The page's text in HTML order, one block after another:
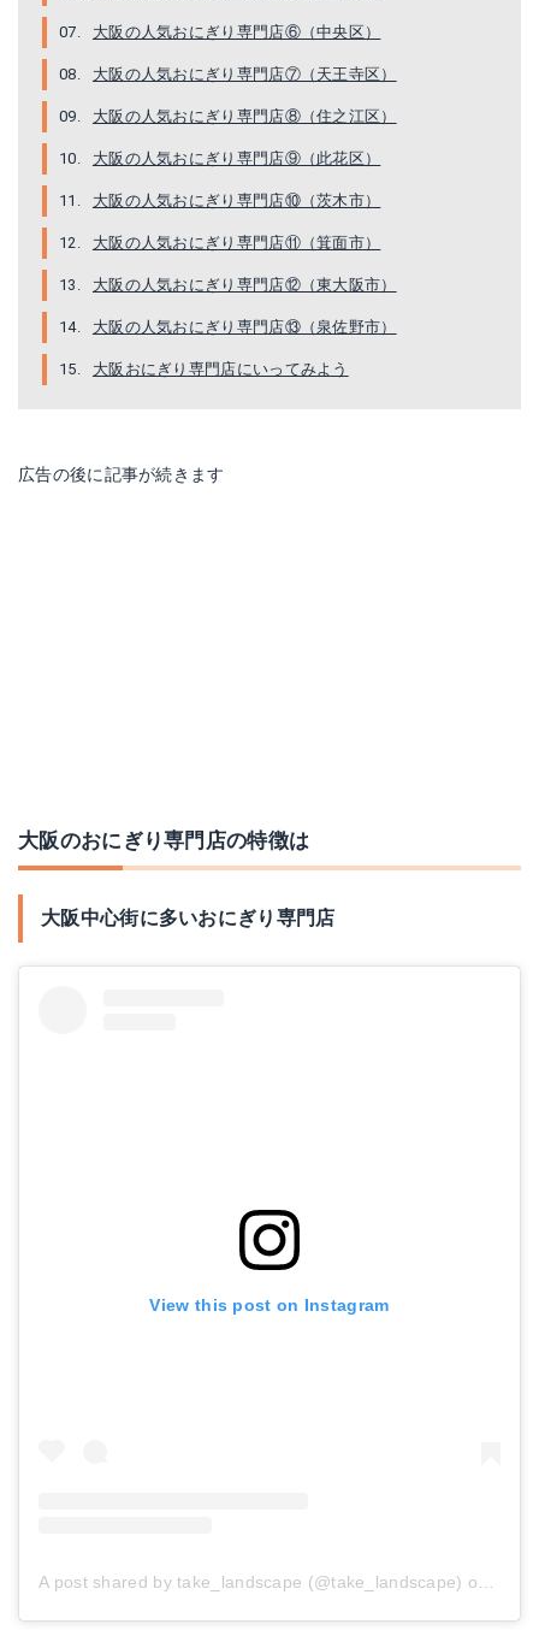
大阪の人気おにぎり専門店⑥（中央区）
大阪の人気おにぎり専門店⑦（天王寺区）
大阪の人気おにぎり専門店⑧（住之江区）
大阪の人気おにぎり専門店⑨（此花区）
大阪の人気おにぎり専門店⑩（茨木市）
大阪の人気おにぎり専門店⑪（箕面市）
大阪の人気おにぎり専門店⑫（東大阪市）
大阪の人気おにぎり専門店⑬（泉佐野市）
大阪おにぎり専門店にいってみよう
広告の後に記事が続きます
大阪のおにぎり専門店の特徴は
大阪中心街に多いおにぎり専門店
View this post on Instagram
A post shared by take_landscape (@take_landscape) on